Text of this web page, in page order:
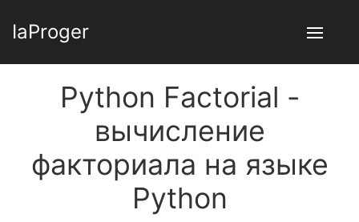
IaProger
Python Factorial -
вычисление
факториала на языке
Python